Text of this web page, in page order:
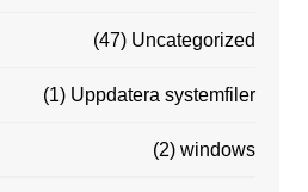
Uncategorized
(47)
Uppdatera systemfiler
(1)
windows
(2)